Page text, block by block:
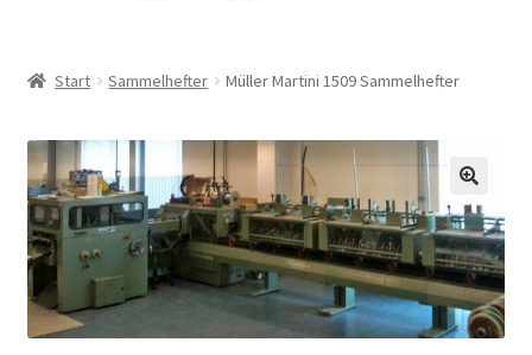
Start Sammelhefter Müller Martini 1509 Sammelhefter